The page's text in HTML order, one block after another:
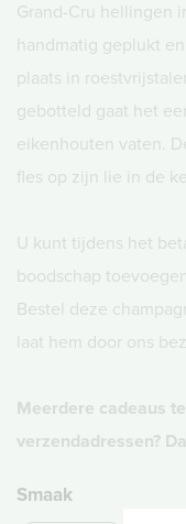
Grand-Cru hellingen
handmatig geplukt
plaats in
gebotteld gaat het
eikenhouten vaten.
fles op zijn lie in de
U kunt tijdens het
boodschap
Bestel deze
laat hem door ons
Meerdere cadeaus
verzendadressen?
Smaak